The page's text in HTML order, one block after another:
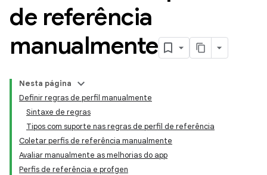
de referência
manualmente
Nesta página
Definir regras de perfil manualmente
Sintaxe de regras
Tipos com suporte nas regras de perfil de referência
Coletar perfis de referência manualmente
Avaliar manualmente as melhorias do app
Perfis de referência e profgen